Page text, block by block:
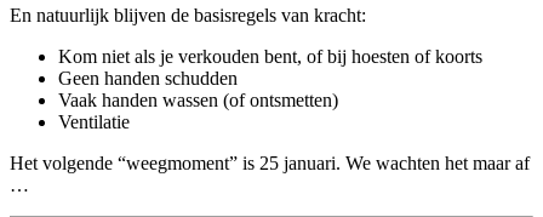
En natuurlijk blijven de basisregels van kracht:
Kom niet als je verkouden bent, of bij hoesten of koorts
Geen handen schudden
Vaak handen wassen (of ontsmetten)
Ventilatie
Het volgende “weegmoment” is 25 januari. We wachten het maar af
…